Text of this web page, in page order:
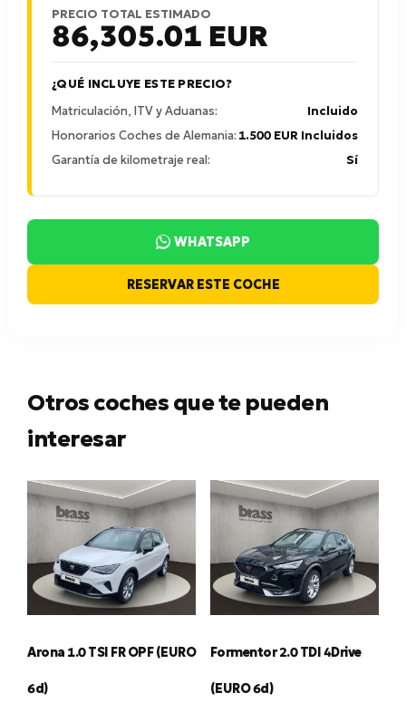
PRECIO TOTAL ESTIMADO
86,305.01 EUR
¿QUÉ INCLUYE ESTE PRECIO?
Matriculación, ITV y Aduanas:
Incluido
Honorarios Coches de Alemania: 1.500 EUR Incluidos
Garantía de kilometraje real:
Sí
WHATSAPP
RESERVAR ESTE COCHE
Otros coches que te pueden
interesar
Arona 1.0 TSI FR OPF (EURO
6d)
Formentor 2.0 TDI 4Drive
(EURO 6d)